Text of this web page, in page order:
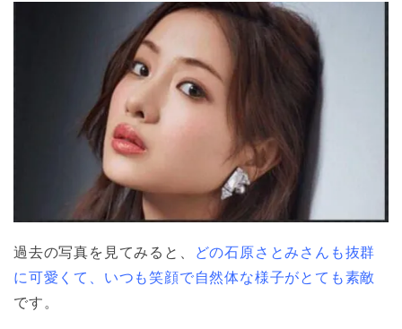
過去の写真を見てみると、
どの石原さとみさんも抜群
に可愛くて、いつも笑顔で自然体な様子がとても素敵
です。